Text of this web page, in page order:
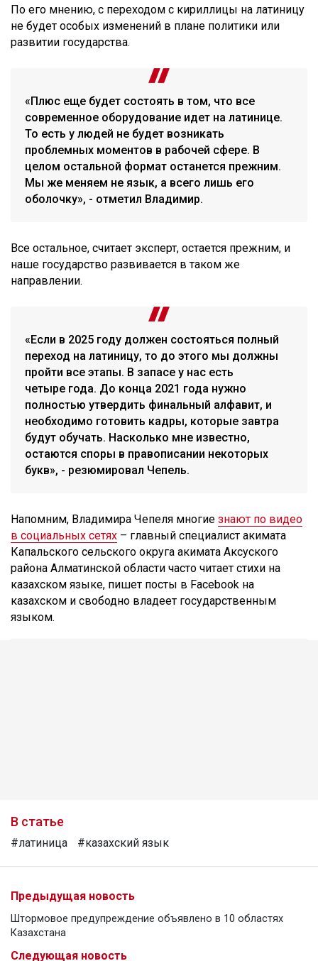
По его мнению, с переходом с кириллицы на латиницу
не будет особых изменений в плане политики или
развитии государства.
«Плюс еще будет состоять в том, что все
современное оборудование идет на латинице.
То есть у людей не будет возникать
проблемных моментов в рабочей сфере. В
целом остальной формат останется прежним.
Мы же меняем не язык, а всего лишь его
оболочку», - отметил Владимир.
Все остальное, считает эксперт, остается прежним, и
наше государство развивается в таком же
направлении.
«Если в 2025 году должен состояться полный
переход на латиницу, то до этого мы должны
пройти все этапы. В запасе у нас есть
четыре года. До конца 2021 года нужно
полностью утвердить финальный алфавит, и
необходимо готовить кадры, которые завтра
будут обучать. Насколько мне известно,
остаются споры в правописании некоторых
букв», - резюмировал Чепель.
Напомним, Владимира Чепеля многие знают по видео
в социальных сетях – главный специалист акимата
Капальского сельского округа акимата Аксуского
района Алматинской области часто читает стихи на
казахском языке, пишет посты в Facebook на
казахском и свободно владеет государственным
языком.
В статье
#латиница #казахский язык
Предыдущая новость
Штормовое предупреждение объявлено в 10 областях
Казахстана
Следующая новость